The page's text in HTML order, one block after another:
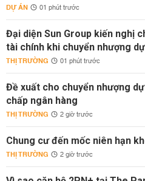
DỰ ÁN 01 phút trước
Đại diện Sun Group kiến nghị
tài chính khi chuyển nhượng
THỊ TRƯỜNG 01 phút trước
Đề xuất cho chuyển nhượng
chấp ngân hàng
THỊ TRƯỜNG 2 giờ trước
Chung cư đến mốc niên hạn
THỊ TRƯỜNG 2 giờ trước